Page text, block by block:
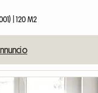
| 120 M2